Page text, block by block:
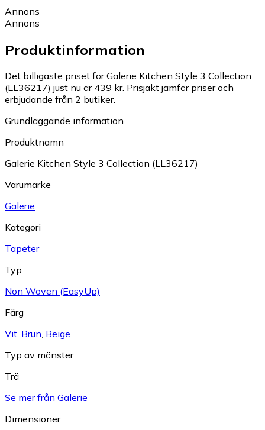
Annons
Annons
Produktinformation
Det billigaste priset för Galerie Kitchen Style 3 Collection
(LL36217) just nu är 439 kr. Prisjakt jämför priser och
erbjudande från 2 butiker.
Grundläggande information
Produktnamn
Galerie Kitchen Style 3 Collection (LL36217)
Varumärke
Galerie
Kategori
Tapeter
Typ
Non Woven (EasyUp)
Färg
Vit, Brun, Beige
Typ av mönster
Trä
Se mer från Galerie
Dimensioner